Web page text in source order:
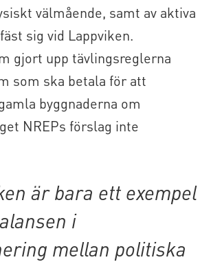
välmående, samt av aktiva
sig vid Lappviken.
gjort upp tävlingsreglerna
som ska betala för att
byggnaderna om
NREPs förslag inte
är bara ett exempel
i
mellan politiska